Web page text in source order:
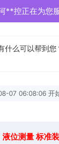
**控正在为您
什么可以帮到
07 06:08:06 开
液位测量 标准